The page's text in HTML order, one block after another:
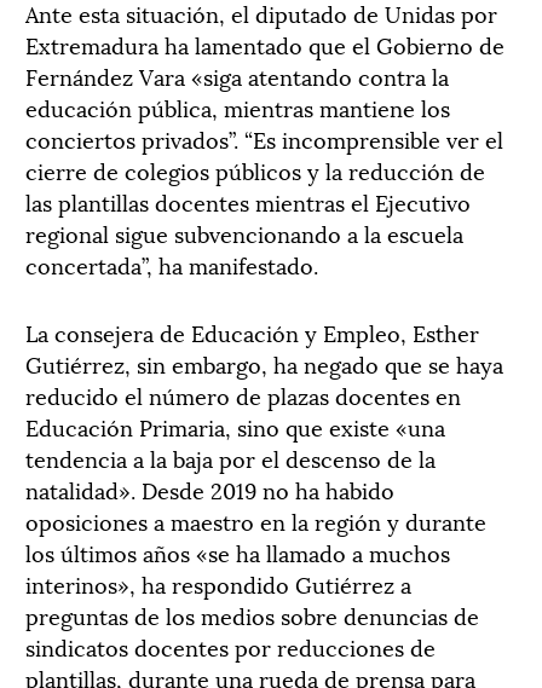
Ante esta situación, el diputado de Unidas por
Extremadura ha lamentado que el Gobierno de
Fernández Vara «siga atentando contra la
educación pública, mientras mantiene los
conciertos privados”. “Es incomprensible ver el
cierre de colegios públicos y la reducción de
las plantillas docentes mientras el Ejecutivo
regional sigue subvencionando a la escuela
concertada”, ha manifestado.
La consejera de Educación y Empleo, Esther
Gutiérrez, sin embargo, ha negado que se haya
reducido el número de plazas docentes en
Educación Primaria, sino que existe «una
tendencia a la baja por el descenso de la
natalidad». Desde 2019 no ha habido
oposiciones a maestro en la región y durante
los últimos años «se ha llamado a muchos
interinos», ha respondido Gutiérrez a
preguntas de los medios sobre denuncias de
sindicatos docentes por reducciones de
plantillas, durante una rueda de prensa para